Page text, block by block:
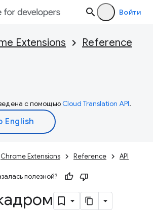
Войти
Extensions
Reference
с помощьюCloud Translation API.
Chrome Extensions Reference API
полезной?